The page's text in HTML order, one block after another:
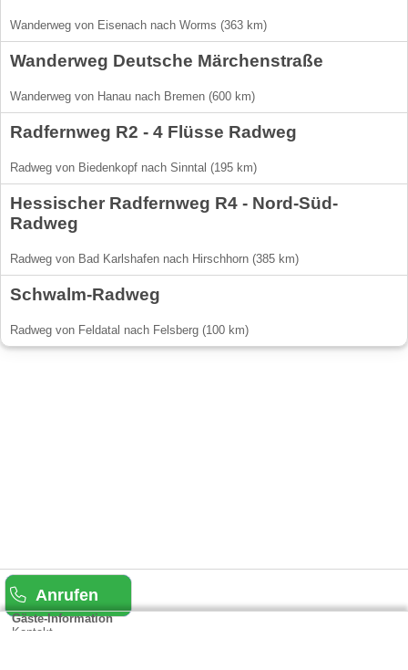
Wanderweg von Eisenach nach Worms (363 km)
Wanderweg Deutsche Märchenstraße
Wanderweg von Hanau nach Bremen (600 km)
Radfernweg R2 - 4 Flüsse Radweg
Radweg von Biedenkopf nach Sinntal (195 km)
Hessischer Radfernweg R4 - Nord-Süd-
Radweg
Radweg von Bad Karlshafen nach Hirschhorn (385 km)
Schwalm-Radweg
Radweg von Feldatal nach Felsberg (100 km)
Anrufen
Gäste-Information
Kontakt